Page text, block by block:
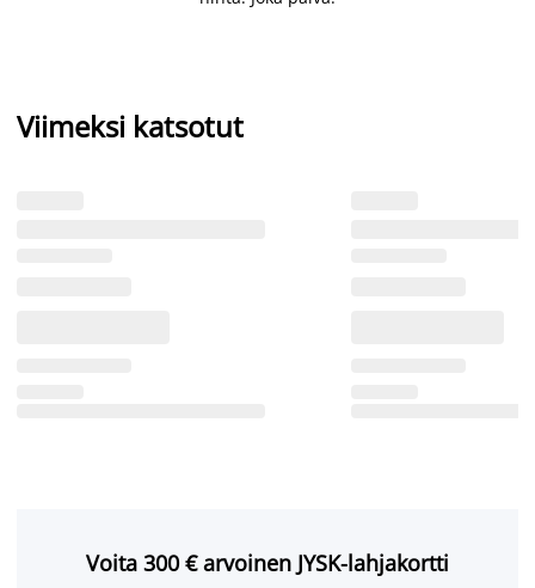
Viimeksi katsotut
Voita 300 € arvoinen JYSK-lahjakortti